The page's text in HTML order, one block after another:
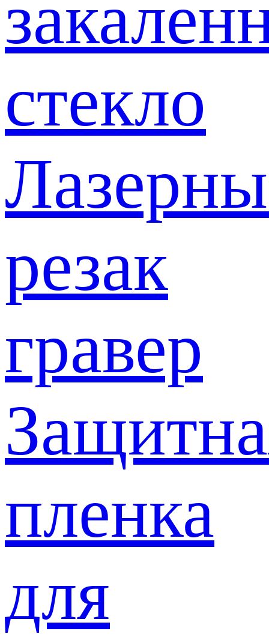
стекло
резак
гравер
пленка
для